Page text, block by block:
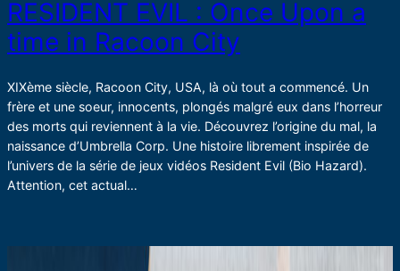
RESIDENT EVIL : Once Upon a
time in Racoon City
XIXème siècle, Racoon City, USA, là où tout a commencé. Un
frère et une soeur, innocents, plongés malgré eux dans l’horreur
des morts qui reviennent à la vie. Découvrez l’origine du mal, la
naissance d’Umbrella Corp. Une histoire librement inspirée de
l’univers de la série de jeux vidéos Resident Evil (Bio Hazard).
Attention, cet actual…